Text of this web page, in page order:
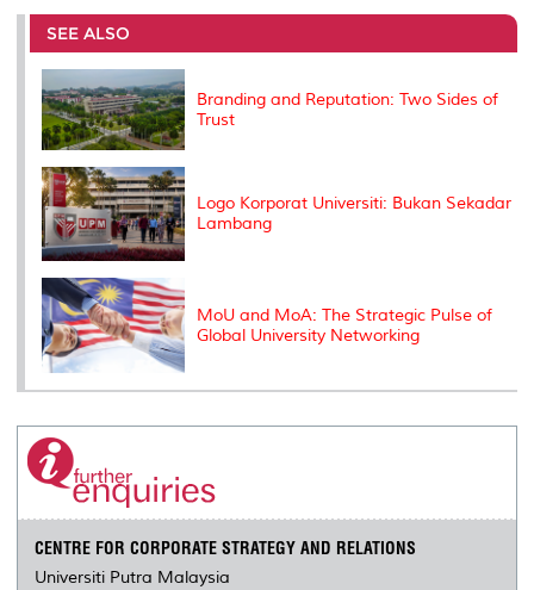
e
b
o
o
k
t
r
e
I
l
L
n
P
e
t
SEE ALSO
Branding and Reputation: Two Sides of
Trust
Logo Korporat Universiti: Bukan Sekadar
Lambang
MoU and MoA: The Strategic Pulse of
Global University Networking
CENTRE FOR CORPORATE STRATEGY AND RELATIONS
Universiti Putra Malaysia